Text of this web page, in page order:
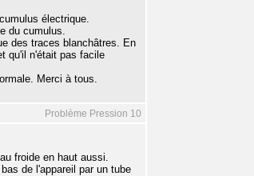
électrique.
du cumulus.
des traces blanchâtres. En
qu'il n'était pas facile
Merci à tous.
Problème Pression 10
froide en haut aussi.
de l'appareil par un tube